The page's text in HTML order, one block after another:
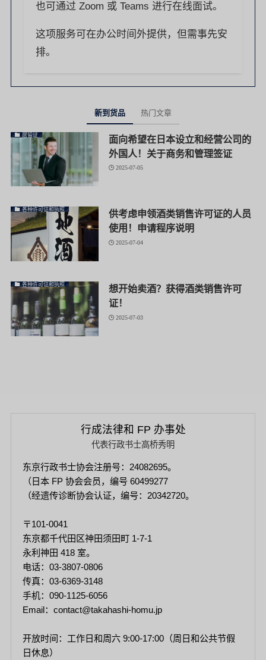
也可通过 Zoom 或 Teams 进行在线面试。
这项服务可在办公时间外提供，但需事先安
排。
新到货品 热门文章
居留证
面向希望在日本设立和经营公司的
外国人！关于商务和管理签证
2025-07-05
各种许可证和执照
供考虑申领酒类销售许可证的人员
使用！申请程序说明
2025-07-04
各种许可证和执照
想开始卖酒？获得酒类销售许可
证！
2025-07-03
行成法律和 FP 办事处
代表行政书士高桥秀明
东京行政书士协会注册号：24082695。
（日本 FP 协会会员，编号 60499277
（经遗传诊断协会认证，编号：20342720。
〒101-0041
东京都千代田区神田须田町 1-7-1
永利神田 418 室。
电话：03-3807-0806
传真：03-6369-3148
手机：090-1125-6056
Email：contact@takahashi-homu.jp
开放时间：工作日和周六 9:00-17:00（周日和公共节假
日休息）